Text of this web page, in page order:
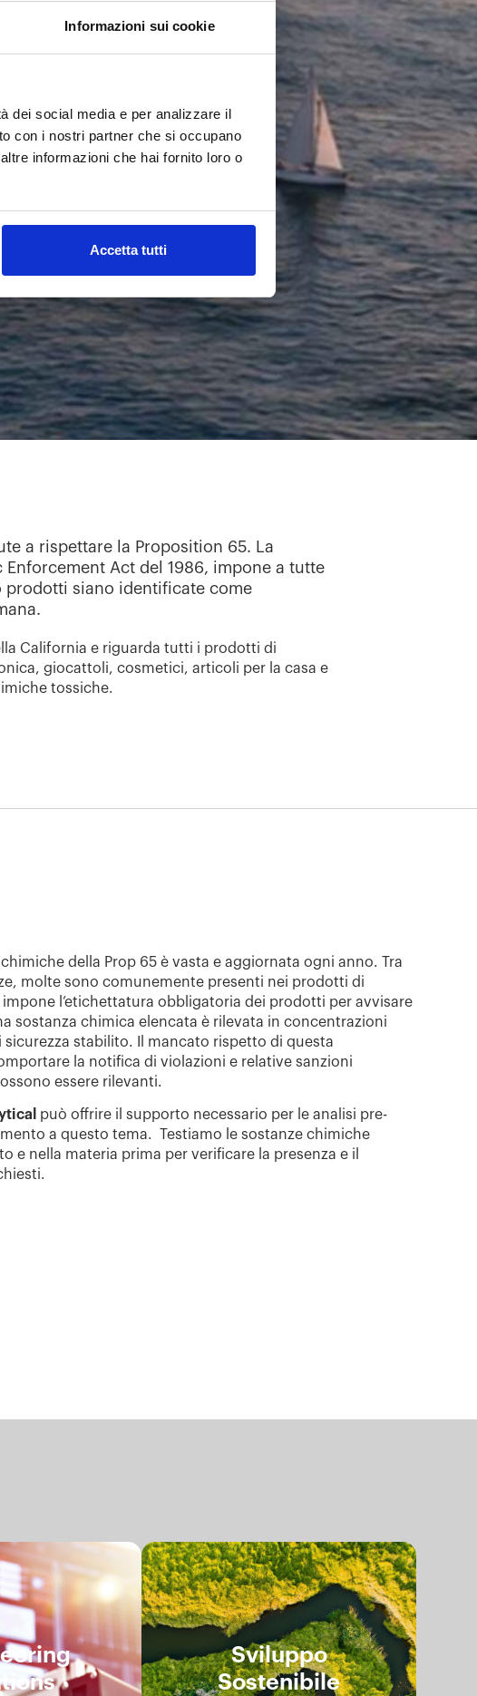
Informazioni sui cookie
dei social media e per analizzare il
con i nostri partner che si occupano
informazioni che hai fornito loro o
Accetta tutti
a rispettare la Proposition 65. La
Enforcement Act del 1986, impone a tutte
prodotti siano identificate come
California e riguarda tutti i prodotti di
giocattoli, cosmetici, articoli per la casa e
tossiche.
della Prop 65 è vasta e aggiornata ogni anno. Tra
molte sono comunemente presenti nei prodotti di
l’etichettatura obbligatoria dei prodotti per avvisare
sostanza chimica elencata è rilevata in concentrazioni
sicurezza stabilito. Il mancato rispetto di questa
la notifica di violazioni e relative sanzioni
essere rilevanti.
può offrire il supporto necessario per le analisi pre-
a questo tema. Testiamo le sostanze chimiche
e nella materia prima per verificare la presenza e il
Sviluppo
Sostenibile